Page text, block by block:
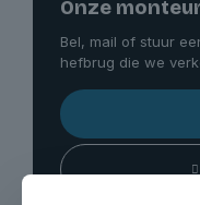
Onze
Bel, mail of stuur
hefbrug die we